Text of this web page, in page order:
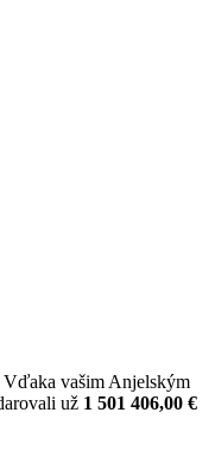
vašim Anjelským
už 1 501 406,00 €